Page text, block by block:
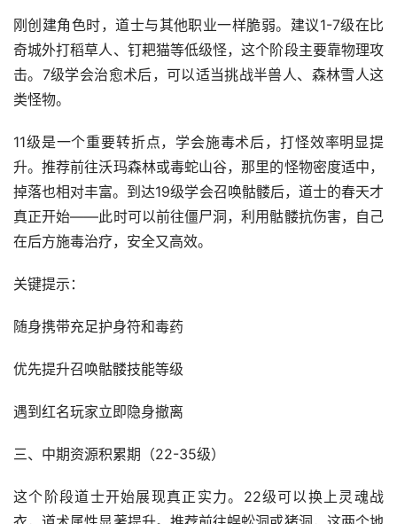
刚创建角色时，道士与其他职业一样脆弱。建议1-7级在比
奇城外打稻草人、钉耙猫等低级怪，这个阶段主要靠物理攻
击。7级学会治愈术后，可以适当挑战半兽人、森林雪人这
类怪物。
11级是一个重要转折点，学会施毒术后，打怪效率明显提
升。推荐前往沃玛森林或毒蛇山谷，那里的怪物密度适中，
掉落也相对丰富。到达19级学会召唤骷髅后，道士的春天才
真正开始——此时可以前往僵尸洞，利用骷髅抗伤害，自己
在后方施毒治疗，安全又高效。
关键提示：
随身携带充足护身符和毒药
优先提升召唤骷髅技能等级
遇到红名玩家立即隐身撤离
三、中期资源积累期（22-35级）
这个阶段道士开始展现真正实力。22级可以换上灵魂战